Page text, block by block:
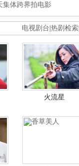
集体跨界拍电影
电视剧台 热剧检索
火流星